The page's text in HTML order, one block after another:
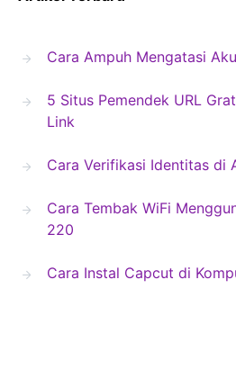
Cara Ampuh Mengatasi
5 Situs Pemendek URL
Link
Cara Verifikasi Identitas di
Cara Tembak WiFi
220
Cara Instal Capcut di